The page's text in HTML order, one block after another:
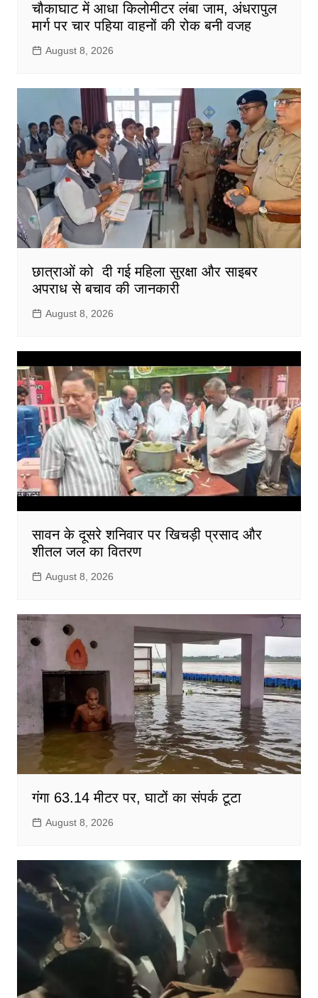
चौकाघाट में आधा किलोमीटर लंबा जाम, अंधरापुल
मार्ग पर चार पहिया वाहनों की रोक बनी वजह
August 8, 2026
छात्राओं को दी गई महिला सुरक्षा और साइबर
अपराध से बचाव की जानकारी
August 8, 2026
सावन के दूसरे शनिवार पर खिचड़ी प्रसाद और
शीतल जल का वितरण
August 8, 2026
गंगा 63.14 मीटर पर, घाटों का संपर्क टूटा
August 8, 2026